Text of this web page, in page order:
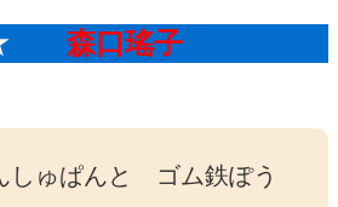
★ 森口瑤子
ゅぱんと ゴム鉄ぽう